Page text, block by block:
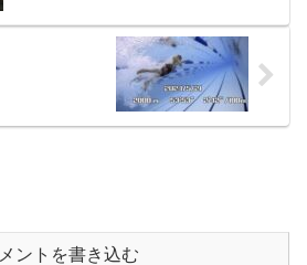
ントを書き込む